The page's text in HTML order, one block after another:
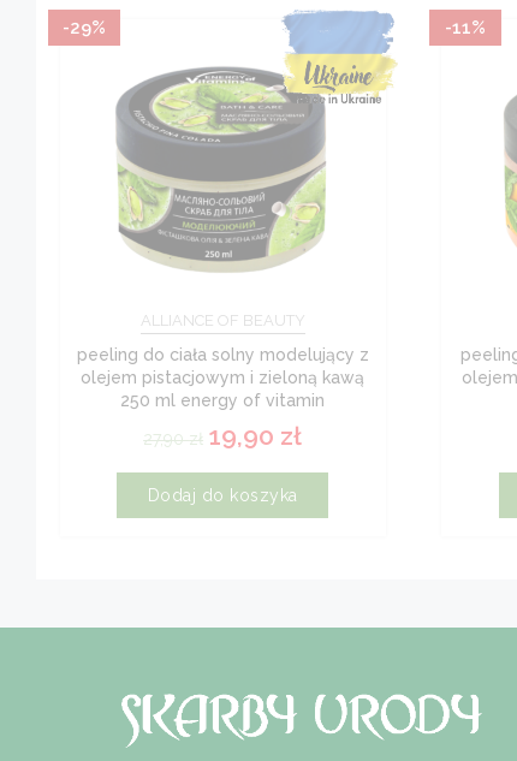
-29%
ALLIANCE OF BEAUTY
peeling do ciała solny modelujący z
olejem pistacjowym i zieloną kawą
250 ml energy of vitamin
27,90zł 19,90 zł
Dodaj do koszyka
-11%